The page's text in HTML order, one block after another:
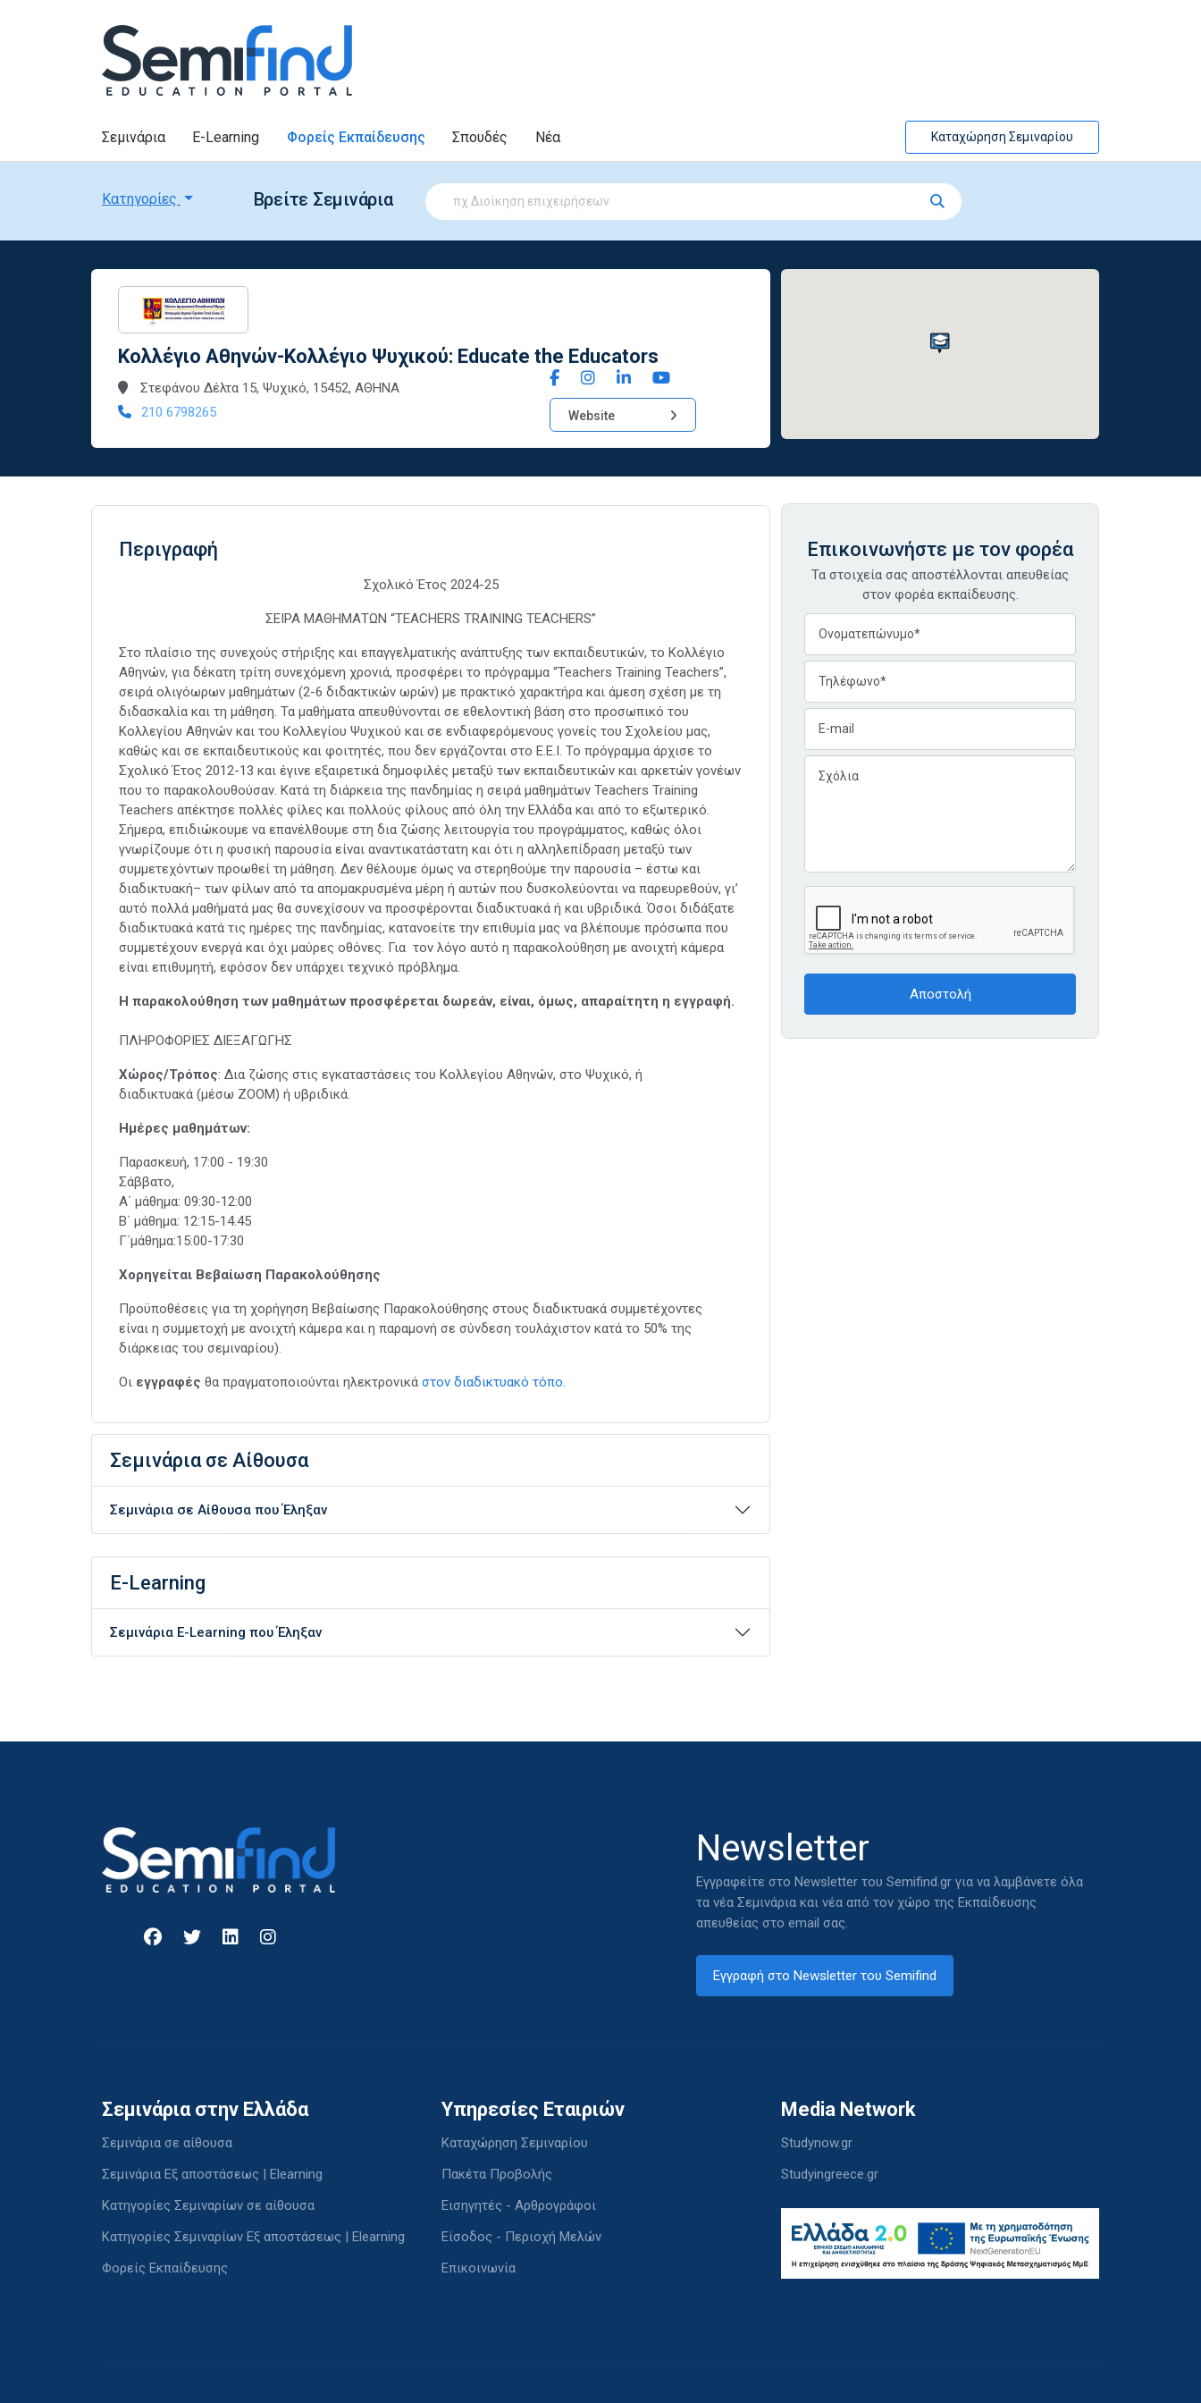
Σεμινάρια E-Learning Φορείς Εκπαίδευσης Σπουδές Νέα Καταχώρηση Σεμιναρίου
Κατηγορίες Βρείτε Σεμινάρια
Κολλέγιο Αθηνών-Κολλέγιο Ψυχικού: Educate the Educators
Στεφάνου Δέλτα 15, Ψυχικό, 15452, ΑΘΗΝΑ
210 6798265
Website
Περιγραφή
Σχολικό Έτος 2024-25
ΣΕΙΡΑ ΜΑΘΗΜΑΤΩΝ “TEACHERS TRAINING TEACHERS”
Στο πλαίσιο της συνεχούς στήριξης και επαγγελματικής ανάπτυξης των εκπαιδευτικών, το Κολλέγιο
Αθηνών, για δέκατη τρίτη συνεχόμενη χρονιά, προσφέρει το πρόγραμμα “Teachers Training Teachers”,
σειρά ολιγόωρων μαθημάτων (2-6 διδακτικών ωρών) με πρακτικό χαρακτήρα και άμεση σχέση με τη
διδασκαλία και τη μάθηση. Τα μαθήματα απευθύνονται σε εθελοντική βάση στο προσωπικό του
Κολλεγίου Αθηνών και του Κολλεγίου Ψυχικού και σε ενδιαφερόμενους γονείς του Σχολείου μας,
καθώς και σε εκπαιδευτικούς και φοιτητές, που δεν εργάζονται στο Ε.Ε.Ι. Το πρόγραμμα άρχισε το
Σχολικό Έτος 2012-13 και έγινε εξαιρετικά δημοφιλές μεταξύ των εκπαιδευτικών και αρκετών γονέων
που το παρακολουθούσαν. Κατά τη διάρκεια της πανδημίας η σειρά μαθημάτων Teachers Training
Teachers απέκτησε πολλές φίλες και πολλούς φίλους από όλη την Ελλάδα και από το εξωτερικό.
Σήμερα, επιδιώκουμε να επανέλθουμε στη δια ζώσης λειτουργία του προγράμματος, καθώς όλοι
γνωρίζουμε ότι η φυσική παρουσία είναι αναντικατάστατη και ότι η αλληλεπίδραση μεταξύ των
συμμετεχόντων προωθεί τη μάθηση. Δεν θέλουμε όμως να στερηθούμε την παρουσία – έστω και
διαδικτυακή– των φίλων από τα απομακρυσμένα μέρη ή αυτών που δυσκολεύονται να παρευρεθούν, γι’
αυτό πολλά μαθήματά μας θα συνεχίσουν να προσφέρονται διαδικτυακά ή και υβριδικά. Όσοι διδάξατε
διαδικτυακά κατά τις ημέρες της πανδημίας, κατανοείτε την επιθυμία μας να βλέπουμε πρόσωπα που
συμμετέχουν ενεργά και όχι μαύρες οθόνες. Για τον λόγο αυτό η παρακολούθηση με ανοιχτή κάμερα
είναι επιθυμητή, εφόσον δεν υπάρχει τεχνικό πρόβλημα.
Η παρακολούθηση των μαθημάτων προσφέρεται δωρεάν, είναι, όμως, απαραίτητη η εγγραφή.
ΠΛΗΡΟΦΟΡΙΕΣ ΔΙΕΞΑΓΩΓΗΣ
Χώρος/Τρόπος: Δια ζώσης στις εγκαταστάσεις του Κολλεγίου Αθηνών, στο Ψυχικό, ή
διαδικτυακά (μέσω ZOOM) ή υβριδικά.
Ημέρες μαθημάτων:
Παρασκευή, 17:00 - 19:30
Σάββατο,
Α΄ μάθημα: 09:30-12:00
Β΄ μάθημα: 12:15-14.45
Γ΄μάθημα:15:00-17:30
Χορηγείται Βεβαίωση Παρακολούθησης
Προϋποθέσεις για τη χορήγηση Βεβαίωσης Παρακολούθησης στους διαδικτυακά συμμετέχοντες
είναι η συμμετοχή με ανοιχτή κάμερα και η παραμονή σε σύνδεση τουλάχιστον κατά το 50% της
διάρκειας του σεμιναρίου).
Οι εγγραφές θα πραγματοποιούνται ηλεκτρονικά στον διαδικτυακό τόπο.
Σεμινάρια σε Αίθουσα
Σεμινάρια σε Αίθουσα που Έληξαν
E-Learning
Σεμινάρια E-Learning που Έληξαν
Επικοινωνήστε με τον φορέα
Τα στοιχεία σας αποστέλλονται απευθείας
στον φορέα εκπαίδευσης.
Newsletter
Εγγραφείτε στο Newsletter του Semifind.gr για να λαμβάνετε όλα
τα νέα Σεμινάρια και νέα από τον χώρο της Εκπαίδευσης
απευθείας στο email σας.
Εγγραφή στο Newsletter του Semifind
Σεμινάρια στην Ελλάδα
Σεμινάρια σε αίθουσα
Σεμινάρια Εξ αποστάσεως | Elearning
Κατηγορίες Σεμιναρίων σε αίθουσα
Κατηγορίες Σεμιναρίων Εξ αποστάσεως | Elearning
Φορείς Εκπαίδευσης
Υπηρεσίες Εταιριών
Καταχώρηση Σεμιναρίου
Πακέτα Προβολής
Εισηγητές - Αρθρογράφοι
Είσοδος - Περιοχή Μελών
Επικοινωνία
Media Network
Studynow.gr
Studyingreece.gr